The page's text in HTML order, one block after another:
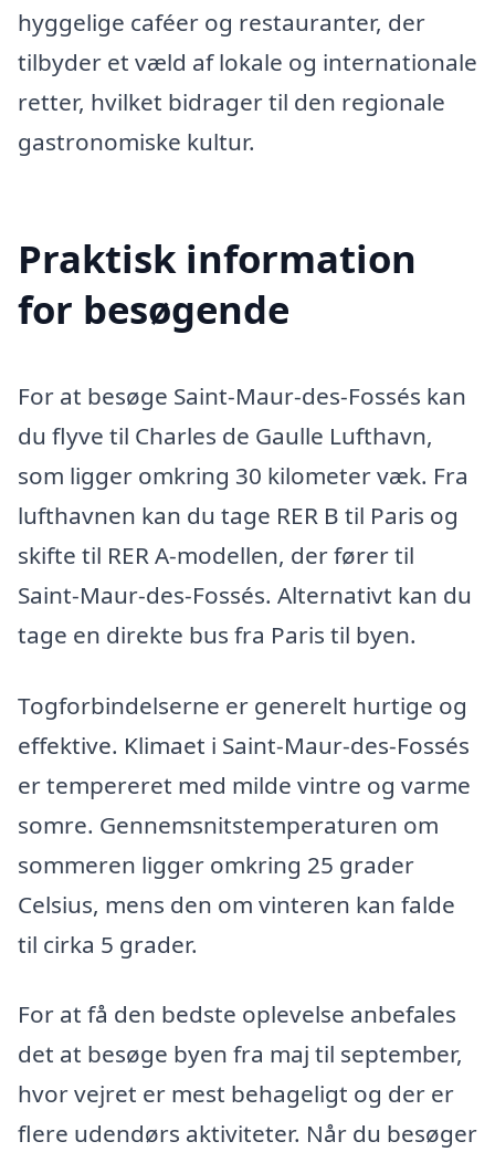
hyggelige caféer og restauranter, der
tilbyder et væld af lokale og internationale
retter, hvilket bidrager til den regionale
gastronomiske kultur.
Praktisk information
for besøgende
For at besøge Saint-Maur-des-Fossés kan
du flyve til Charles de Gaulle Lufthavn,
som ligger omkring 30 kilometer væk. Fra
lufthavnen kan du tage RER B til Paris og
skifte til RER A-modellen, der fører til
Saint-Maur-des-Fossés. Alternativt kan du
tage en direkte bus fra Paris til byen.
Togforbindelserne er generelt hurtige og
effektive. Klimaet i Saint-Maur-des-Fossés
er tempereret med milde vintre og varme
somre. Gennemsnitstemperaturen om
sommeren ligger omkring 25 grader
Celsius, mens den om vinteren kan falde
til cirka 5 grader.
For at få den bedste oplevelse anbefales
det at besøge byen fra maj til september,
hvor vejret er mest behageligt og der er
flere udendørs aktiviteter. Når du besøger